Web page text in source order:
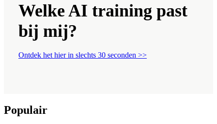
Welke AI training past
bij mij?
Ontdek het hier in slechts 30 seconden >>
Populair